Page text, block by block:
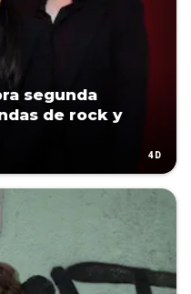
segunda
de rock y
4D